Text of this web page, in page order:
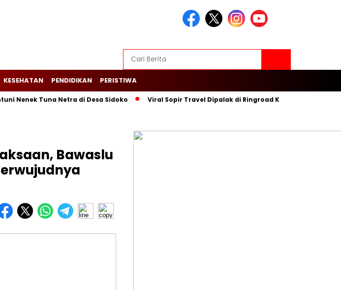
KESEHATAN PENDIDIKAN PERISTIWA
Nenek Tuna Netra di Desa Sidoko Viral Sopir Travel Dipalak di Ringroad Kayu Besar,
Bawaslu